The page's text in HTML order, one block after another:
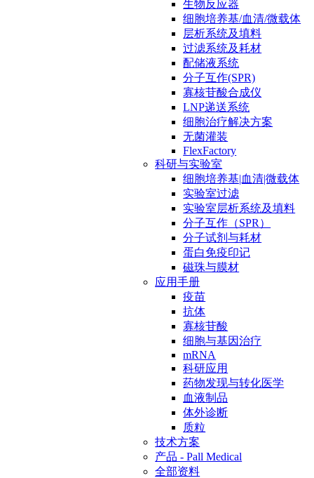
生物反应器
细胞培养基/血清/微载体
层析系统及填料
过滤系统及耗材
配储液系统
分子互作(SPR)
寡核苷酸合成仪
LNP递送系统
细胞治疗解决方案
无菌灌装
FlexFactory
科研与实验室
细胞培养基|血清|微载体
实验室过滤
实验室层析系统及填料
分子互作（SPR）
分子试剂与耗材
蛋白免疫印记
磁珠与膜材
应用手册
疫苗
抗体
寡核苷酸
细胞与基因治疗
mRNA
科研应用
药物发现与转化医学
血液制品
体外诊断
质粒
技术方案
产品 - Pall Medical
全部资料